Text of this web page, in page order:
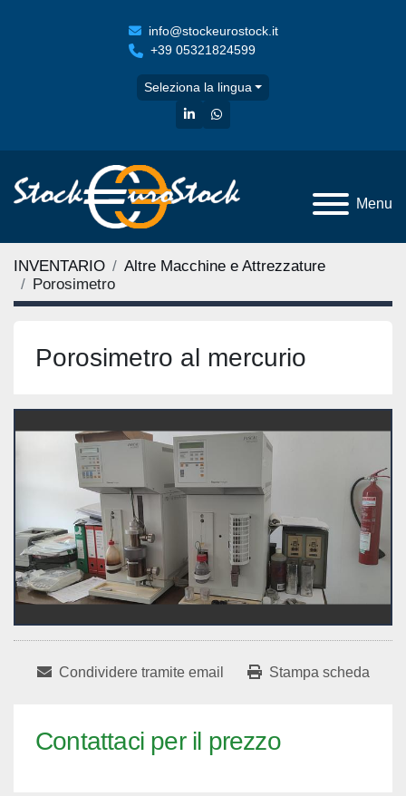
info@stockeurostock.it
+39 05321824599
Seleziona la lingua
linkedinwhatsapp
Menu
INVENTARIO
Altre Macchine e Attrezzature
Porosimetro
Porosimetro al mercurio
Condividere tramite email Stampa scheda
Contattaci per il prezzo